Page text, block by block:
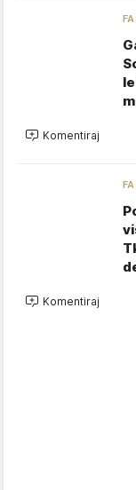
Komentiraj
Komentiraj